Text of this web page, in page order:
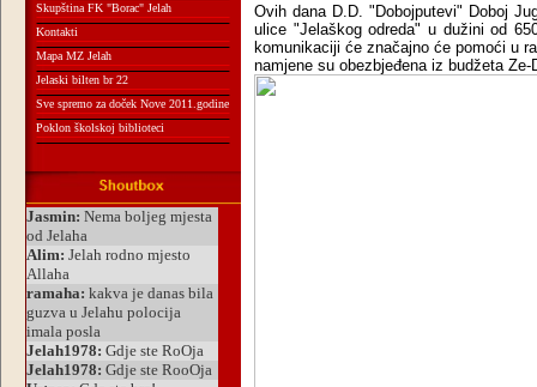
Skupština FK "Borac" Jelah
Kontakti
Mapa MZ Jelah
Jelaski bilten br 22
Sve spremo za doček Nove 2011.godine
Poklon školskoj biblioteci
Ovih dana D.D. "Dobojputevi" Doboj
ulice "Jelaškog odreda" u dužini od
komunikaciji će značajno će pomoći u
namjene su obezbjeđena iz budžeta